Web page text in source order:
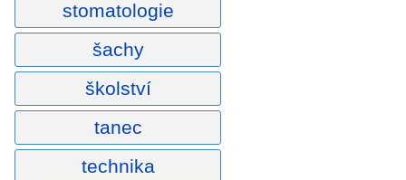
stomatologie
šachy
školství
tanec
technika